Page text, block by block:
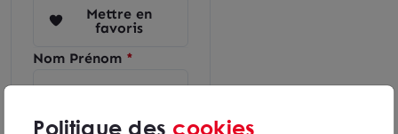
Mettre en
favoris
Nom Prénom
Email
Politique des cookies